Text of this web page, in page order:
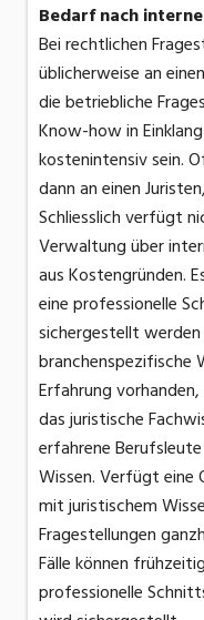
Bedarf nach
Bei rechtlichen
üblicherweise an
die betriebliche
Know-how in
kostenintensiv sein.
dann an einen
Schliesslich verfügt
Verwaltung über
aus Kostengründen.
eine professionelle
sichergestellt
branchenspezifische
Erfahrung
das juristische
erfahrene
Wissen. Verfügt eine
mit juristischem
Fragestellungen
Fälle können
professionelle